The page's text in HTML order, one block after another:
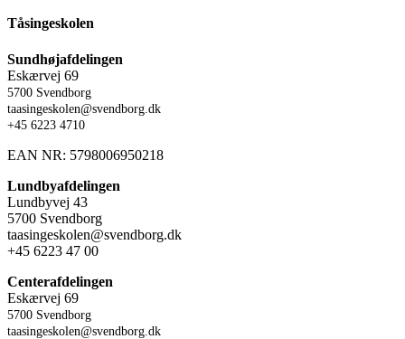
Tåsingeskolen
Sundhøjafdelingen
Eskærvej 69
5700 Svendborg
taasingeskolen@svendborg.dk
+45 6223 4710
EAN NR: 5798006950218
Lundbyafdelingen
Lundbyvej 43
5700 Svendborg
taasingeskolen@svendborg.dk
+45 6223 47 00
Centerafdelingen
Eskærvej 69
5700 Svendborg
taasingeskolen@svendborg.dk